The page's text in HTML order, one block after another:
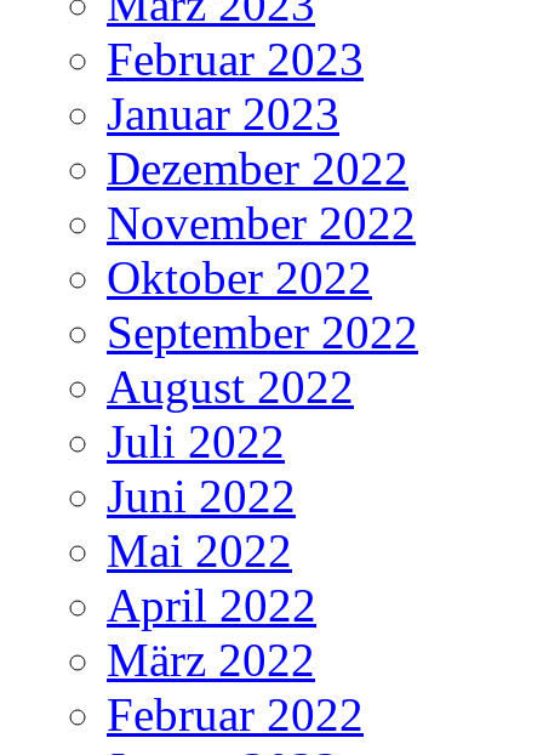
Februar 2023
Januar 2023
Dezember 2022
November 2022
Oktober 2022
September 2022
August 2022
Juli 2022
Juni 2022
Mai 2022
April 2022
März 2022
Februar 2022